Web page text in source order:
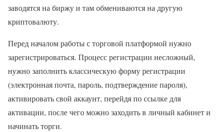
заводятся на биржу и там обмениваются на другую
криптовалюту.
Перед началом работы с торговой платформой нужно
зарегистрироваться. Процесс регистрации несложный,
нужно заполнить классическую форму регистрации
(электронная почта, пароль, подтверждение пароля),
активировать свой аккаунт, перейдя по ссылке для
активации, после чего можно заходить в личный кабинет и
начинать торги.